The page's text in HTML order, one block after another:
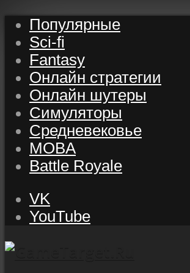
Популярные
Sci-fi
Fantasy
Онлайн стратегии
Онлайн шутеры
Симуляторы
Средневековье
MOBA
Battle Royale
VK
YouTube